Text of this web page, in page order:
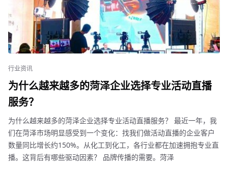
行业资讯
为什么越来越多的菏泽企业选择专业活动直播
服务？
为什么越来越多的菏泽企业选择专业活动直播服务？ 最近一年，我
们在菏泽市场明显感受到一个变化：找我们做活动直播的企业客户
数量同比增长约150%。从化工到化工，各行业都在加速拥抱专业直
播。这背后有哪些驱动因素？ 品牌传播的需要。菏泽